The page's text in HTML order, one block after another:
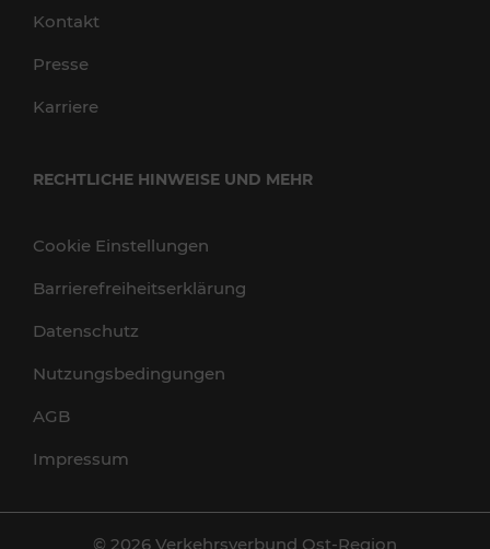
Kontakt
Presse
Karriere
RECHTLICHE HINWEISE UND MEHR
Cookie Einstellungen
Barrierefreiheitserklärung
Datenschutz
Nutzungsbedingungen
AGB
Impressum
© 2026 Verkehrsverbund Ost-Region